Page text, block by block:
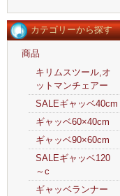
カテゴリーから探す
商品
キリムスツール,オ
ットマンチェアー
SALEギャッベ40cm
ギャッベ60×40cm
ギャッベ90×60cm
SALEギャッベ120
～c
ギャッベランナー